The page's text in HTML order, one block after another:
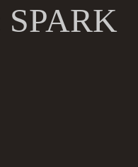
SPARK